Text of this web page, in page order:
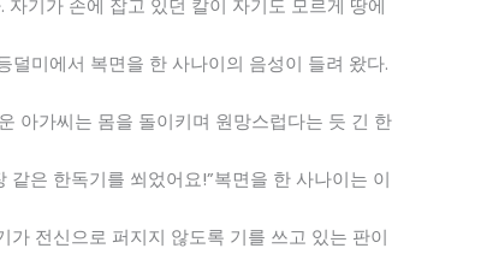
기가 손에 잡고 있던 칼이 자기도 모르게 땅에
덜미에서 복면을 한 사나이의 음성이 들려 왔다.
아가씨는 몸을 돌이키며 원망스럽다는 듯 긴 한
같은 한독기를 쐬었어요!”복면을 한 사나이는 이
가 전신으로 퍼지지 않도록 기를 쓰고 있는 판이